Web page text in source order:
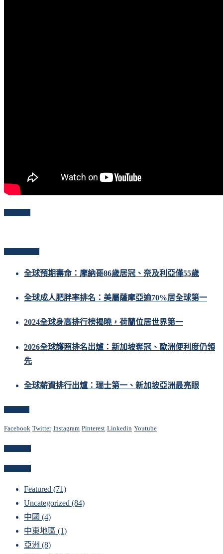
全球預期壽命：摩納哥86歲居冠、奈及利亞僅55歲
全球成人肥胖率排名：美屬薩摩亞逾70%居全球第一
2024全球身高排行榜揭曉，荷蘭位居世界第一
2026全球護照排名出爐：新加坡奪冠、歐洲便利度仍領
先
全球薪資排行出爐：瑞士第一、新加坡亞洲最亮眼
Facebook Twitter Instagram Pinterest Linkedin Youtube
Featured (71)
Uncategorized (84)
中國 (4)
中東地區 (1)
亞洲 (8)